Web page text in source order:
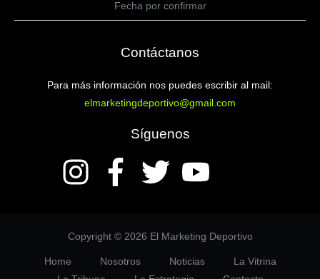
Fecha por confirmar
Contáctanos
Para más información nos puedes escribir al mail:
elmarketingdeportivo@gmail.com
Síguenos
Copyright © 2026 El Marketing Deportivo
Home Nosotros Noticias
La Vitrina